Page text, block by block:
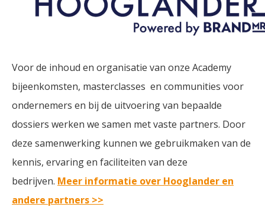
Voor de inhoud en organisatie van onze Academy
bijeenkomsten, masterclasses en communities voor
ondernemers en bij de uitvoering van bepaalde
dossiers werken we samen met vaste partners. Door
deze samenwerking kunnen we gebruikmaken van de
kennis, ervaring en faciliteiten van deze
bedrijven. Meer informatie over Hooglander en
andere partners >>